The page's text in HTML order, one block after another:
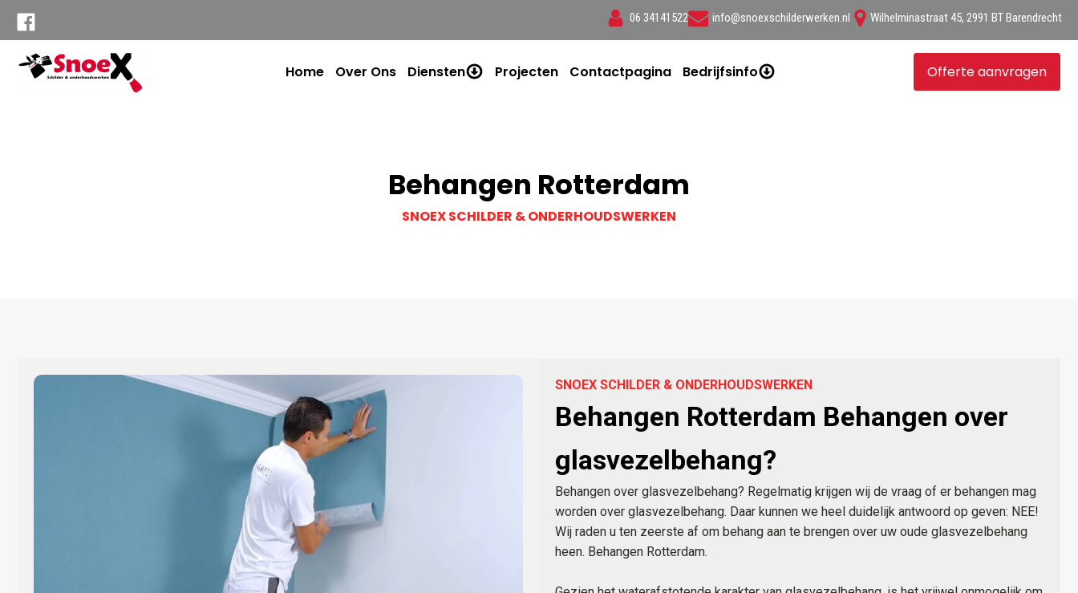
06 34141522 info@snoexschilderwerken.nl Wilhelminastraat 45, 2991 BT Barendrecht
Home Over Ons Diensten Projecten Contactpagina Bedrijfsinfo Offerte aanvragen
Behangen Rotterdam
SNOEX SCHILDER & ONDERHOUDSWERKEN
SNOEX SCHILDER & ONDERHOUDSWERKEN
Behangen Rotterdam Behangen over
glasvezelbehang?
Behangen over glasvezelbehang? Regelmatig krijgen wij de vraag of er behangen mag
worden over glasvezelbehang. Daar kunnen we heel duidelijk antwoord op geven: NEE!
Wij raden u ten zeerste af om behang aan te brengen over uw oude glasvezelbehang
heen. Behangen Rotterdam.